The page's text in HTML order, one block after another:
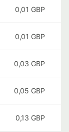
0,01 GBP
0,01 GBP
0,03 GBP
0,05 GBP
0,13 GBP